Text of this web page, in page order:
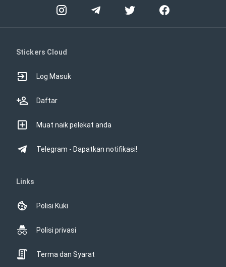
Stickers Cloud
Log Masuk
Daftar
Muat naik pelekat anda
Telegram - Dapatkan notifikasi!
Links
Polisi Kuki
Polisi privasi
Terma dan Syarat